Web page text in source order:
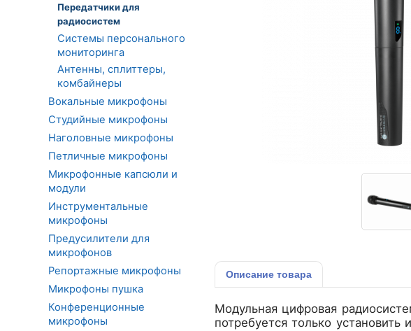
Передатчики для
радиосистем
Системы персонального
мониторинга
Антенны, сплиттеры,
комбайнеры
Вокальные микрофоны
Студийные микрофоны
Наголовные микрофоны
Петличные микрофоны
Микрофонные капсюли и
модули
Инструментальные
микрофоны
Предусилители для
микрофонов
Репортажные микрофоны
Микрофоны пушка
Конференционные
микрофоны
Описание товара
Модульная цифровая
потребуется только